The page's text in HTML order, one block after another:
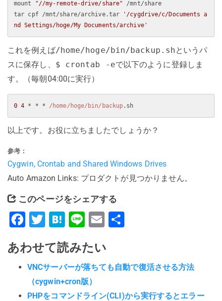
mount "//my-remote-drive/share" /mnt/share
tar cpf /mnt/share/archive.tar
'/cygdrive/c/Documents a
nd Settings/hoge/My Documents/archive'
これを例えば/home/hoge/bin/backup.shというパ
スに保存し、 $ crontab -eで以下のように登録しま
す。（毎朝04:00に実行）
0 4 * * * /home/hoge/bin/backup.sh
以上です。お役に立ちましたでしょうか？
参考：
Cygwin, Crontab and Shared Windows Drives
Auto Amazon Links: プロダクトが見つかりません。
このページをシェアする
Facebook
Twitter
Hatena
LineEmail
あわせて読みたい
VNCサーバーが落ちても自動で復活させる方法
（cygwin+cron版）
PHPをコマンドライン(CLI)から実行するとエラー